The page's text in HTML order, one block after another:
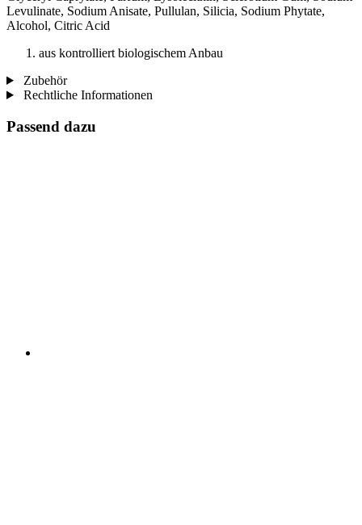
Levulinate, Sodium Anisate, Pullulan, Silicia, Sodium Phytate,
Alcohol, Citric Acid
aus kontrolliert biologischem Anbau
Zubehör
Rechtliche Informationen
Passend dazu